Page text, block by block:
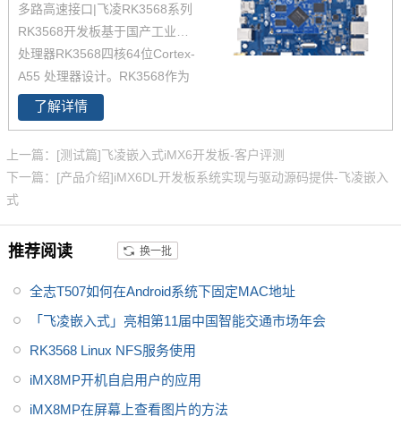
书，软硬件手册等，全志的T507
适用于车载电子、电力、医疗、
工业控制、物联网、智能终端等
领域。
多路高速接口|飞凌RK3568系列
RK3568开发板基于国产工业级AI
处理器RK3568四核64位Cortex-
A55 处理器设计。RK3568作为
国产化高性能处理器，瑞芯微RK
3568芯片是一款定位中高端的通
一款定位中高端的通用型SoC，
NPU达到1Tops，飞凌RK3568系
列核心板提供瑞芯微RK3568规
图等，
了解详情
上一篇：[测试篇]飞凌嵌入式iMX6开发板-客户评测
下一篇：[产品介绍]iMX6DL开发板系统实现与驱动源码提供-飞凌嵌入
式
推荐阅读 换一批
全志T507如何在Android系统下固定MAC地址
「飞凌嵌入式」亮相第11届中国智能交通市场年会
RK3568 Linux NFS服务使用
iMX8MP开机自启用户的应用
iMX8MP在屏幕上查看图片的方法